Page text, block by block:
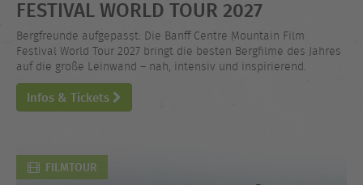
FESTIVAL WORLD TOUR 2027
Bergfreunde aufgepasst: Die Banff Centre Mountain Film
Festival World Tour 2027 bringt die besten Bergfilme des Jahres
auf die große Leinwand – nah, intensiv und inspirierend.
Infos & Tickets
FILMTOUR